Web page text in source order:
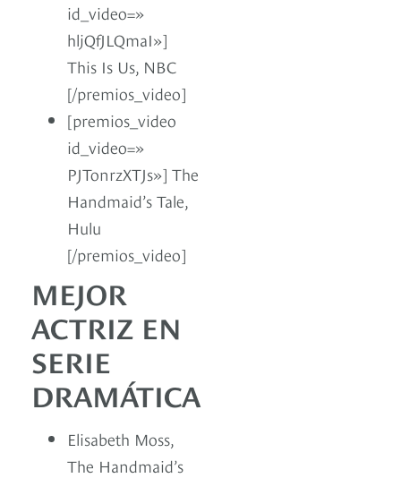
id_video=»
hljQfJLQmaI»]
This Is Us, NBC
[/premios_video]
[premios_video
id_video=»
PJTonrzXTJs»] The
Handmaid’s Tale,
Hulu
[/premios_video]
MEJOR
ACTRIZ EN
SERIE
DRAMÁTICA
Elisabeth Moss,
The Handmaid’s